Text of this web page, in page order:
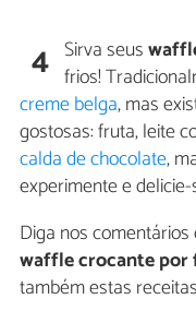
4 Sirva seus
frios!
creme belga, mas
gostosas: fruta, leite
calda de chocolate,
experimente e
Diga nos
waffle crocante por
também estas